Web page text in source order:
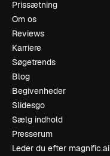
Prissætning
Om os
Reviews
Karriere
Søgetrends
Blog
Begivenheder
Slidesgo
Sælg indhold
Presserum
Leder du efter magnific.ai